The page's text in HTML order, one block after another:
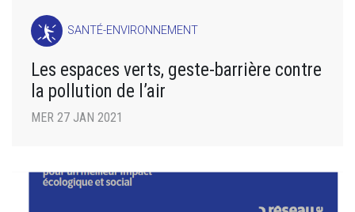
SANTÉ-ENVIRONNEMENT
Les espaces verts, geste-barrière contre
la pollution de l’air
MER 27 JAN 2021